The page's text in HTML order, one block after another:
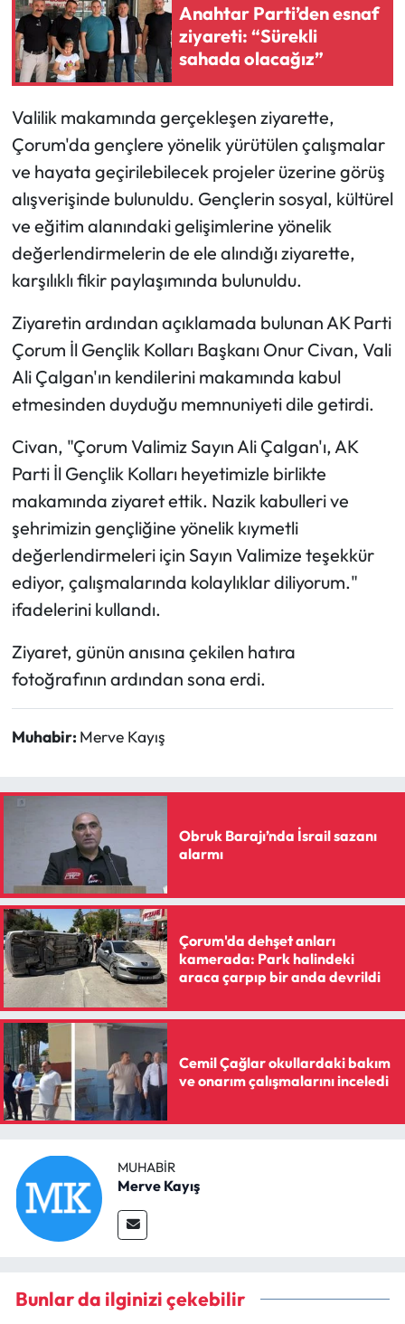
Anahtar Parti’den esnaf
ziyareti: “Sürekli
sahada olacağız”
Valilik makamında gerçekleşen ziyarette,
Çorum'da gençlere yönelik yürütülen çalışmalar
ve hayata geçirilebilecek projeler üzerine görüş
alışverişinde bulunuldu. Gençlerin sosyal, kültürel
ve eğitim alanındaki gelişimlerine yönelik
değerlendirmelerin de ele alındığı ziyarette,
karşılıklı fikir paylaşımında bulunuldu.
Ziyaretin ardından açıklamada bulunan AK Parti
Çorum İl Gençlik Kolları Başkanı Onur Civan, Vali
Ali Çalgan'ın kendilerini makamında kabul
etmesinden duyduğu memnuniyeti dile getirdi.
Civan, "Çorum Valimiz Sayın Ali Çalgan'ı, AK
Parti İl Gençlik Kolları heyetimizle birlikte
makamında ziyaret ettik. Nazik kabulleri ve
şehrimizin gençliğine yönelik kıymetli
değerlendirmeleri için Sayın Valimize teşekkür
ediyor, çalışmalarında kolaylıklar diliyorum."
ifadelerini kullandı.
Ziyaret, günün anısına çekilen hatıra
fotoğrafının ardından sona erdi.
Muhabir: Merve Kayış
Obruk Barajı’nda İsrail sazanı
alarmı
Çorum'da dehşet anları
kamerada: Park halindeki
araca çarpıp bir anda devrildi
Cemil Çağlar okullardaki bakım
ve onarım çalışmalarını inceledi
MUHABIR
Merve Kayış
Bunlar da ilginizi çekebilir
Kültür Sanat
Laçin Haberleri
Mecitözü Haberleri
Oğuzlar Haberleri
Ortaköy Haberleri
Osmancık Haberleri
Otomotiv
Resmi İlan
Sağlık
Siyaset
Spor
Sungurlu Haberleri
Turizm
Uğurludağ Haberleri
Yayla Haber
Yemek Tarifleri
Yerel Haberler